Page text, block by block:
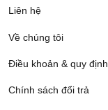
Liên hệ
Về chúng tôi
Điều khoản & quy định
Chính sách đổi trả